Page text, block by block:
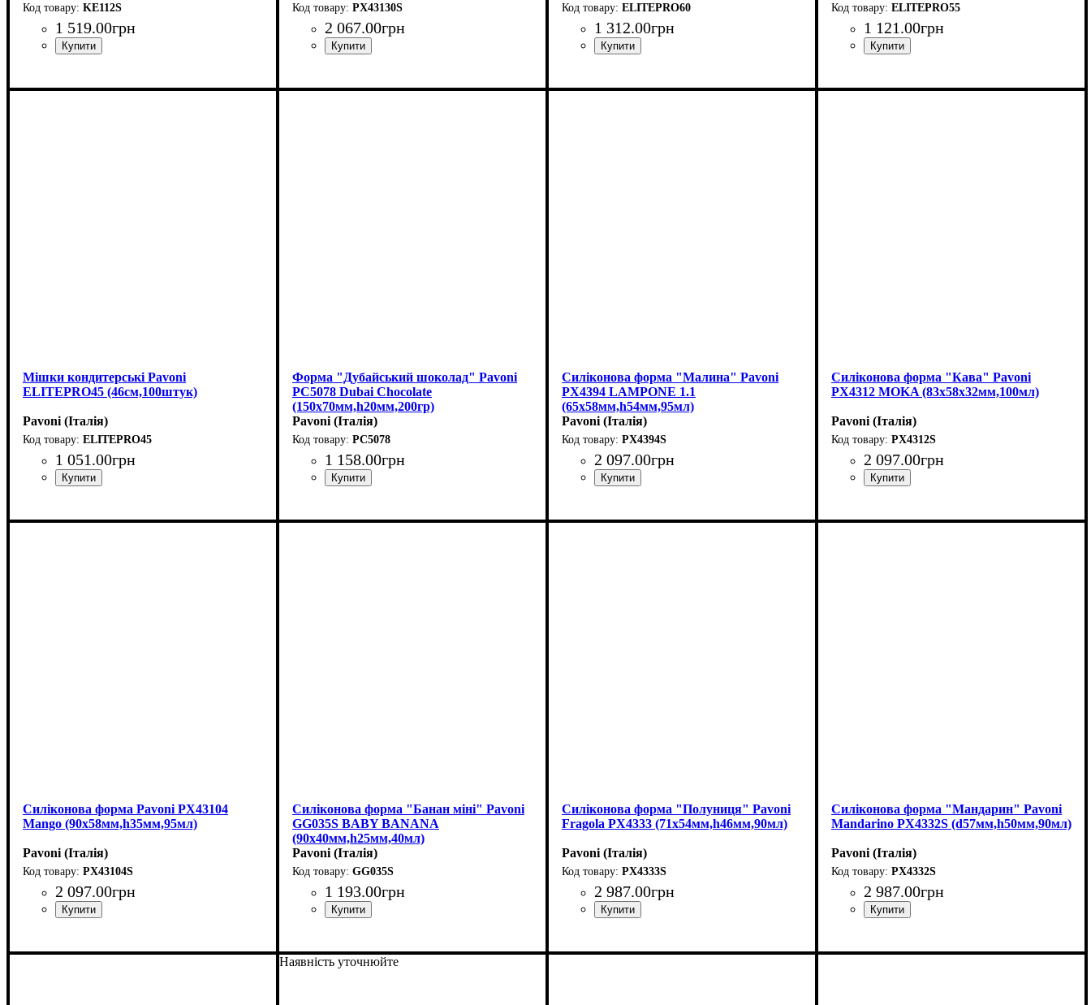
KE112S
1 519.00грн
PX43130S
2 067.00грн
ELITEPRO60
1 312.00грн
ELITEPRO55
1 121.00грн
Мішки кондитерські Pavoni
ELITEPRO45 (46см,100штук)
Pavoni (Італія)
ELITEPRO45
1 051.00грн
Форма "Дубайський шоколад" Pavoni
PC5078 Dubai Chocolate
(150х70мм,h20мм,200гр)
Pavoni (Італія)
PC5078
1 158.00грн
Силіконова форма "Малина" Pavoni
PX4394 LAMPONE 1.1
(65x58мм,h54мм,95мл)
Pavoni (Італія)
PX4394S
2 097.00грн
Силіконова форма "Кава" Pavoni
PX4312 MOKA (83x58x32мм,100мл)
Pavoni (Італія)
PX4312S
2 097.00грн
Силіконова форма Pavoni PX43104
Mango (90х58мм,h35мм,95мл)
Pavoni (Італія)
PX43104S
2 097.00грн
Силіконова форма "Банан міні" Pavoni
GG035S BABY BANANA
(90x40мм,h25мм,40мл)
Pavoni (Італія)
GG035S
1 193.00грн
Силіконова форма "Полуниця" Pavoni
Fragola PX4333 (71x54мм,h46мм,90мл)
Pavoni (Італія)
PX4333S
2 987.00грн
Силіконова форма "Мандарин" Pavoni
Mandarino PX4332S (d57мм,h50мм,90мл)
Pavoni (Італія)
PX4332S
2 987.00грн
Наявність уточнюйте